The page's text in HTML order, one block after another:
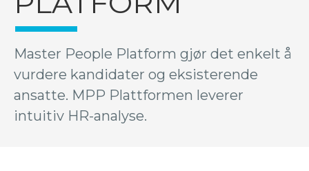
Master People Platform gjør det enkelt å
vurdere kandidater og eksisterende
ansatte. MPP Plattformen leverer
intuitiv HR-analyse.